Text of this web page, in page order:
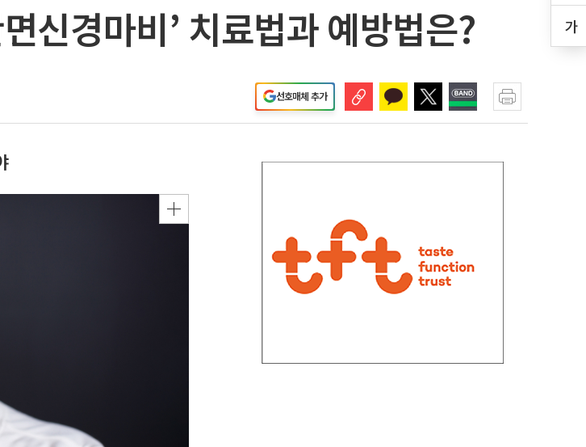
가
신경마비’ 치료법과 예방법은?
선호매체 추가